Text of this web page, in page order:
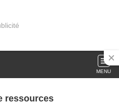
MENU
ressources